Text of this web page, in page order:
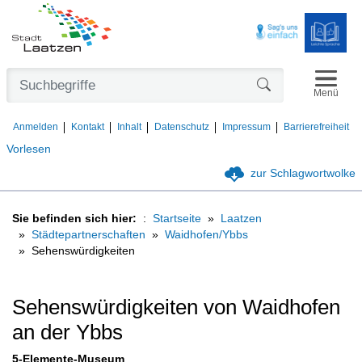
Vorlesen
Anmelden Kontakt Inhalt Datenschutz Impressum Barrierefreiheit
Menü
zur Schlagwortwolke
Sie befinden sich hier: Startseite
Laatzen
Städtepartnerschaften
Waidhofen/Ybbs
Sehenswürdigkeiten
Sehenswürdigkeiten von Waidhofen
an der Ybbs
5-Elemente-Museum